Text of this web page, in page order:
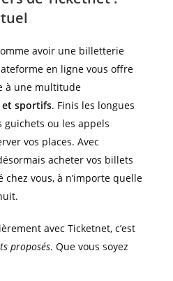
avoir une billetterie
en ligne vous offre
à une multitude
et sportifs. Finis les longues
guichets ou les appels
vos places. Avec
acheter vos billets
vous, à n’importe quelle
avec Ticketnet, c’est
proposés. Que vous soyez